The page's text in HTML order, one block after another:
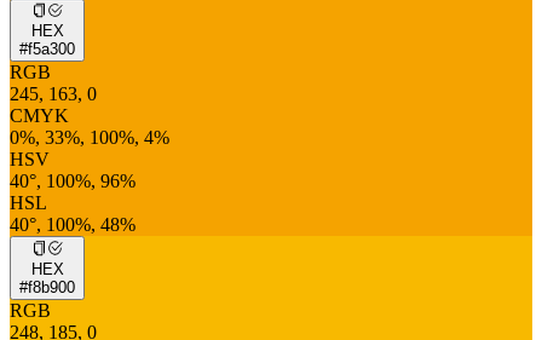
HEX
#f5a300
RGB
245, 163, 0
CMYK
0%, 33%, 100%, 4%
HSV
40°, 100%, 96%
HSL
40°, 100%, 48%
HEX
#f8b900
RGB
248, 185, 0